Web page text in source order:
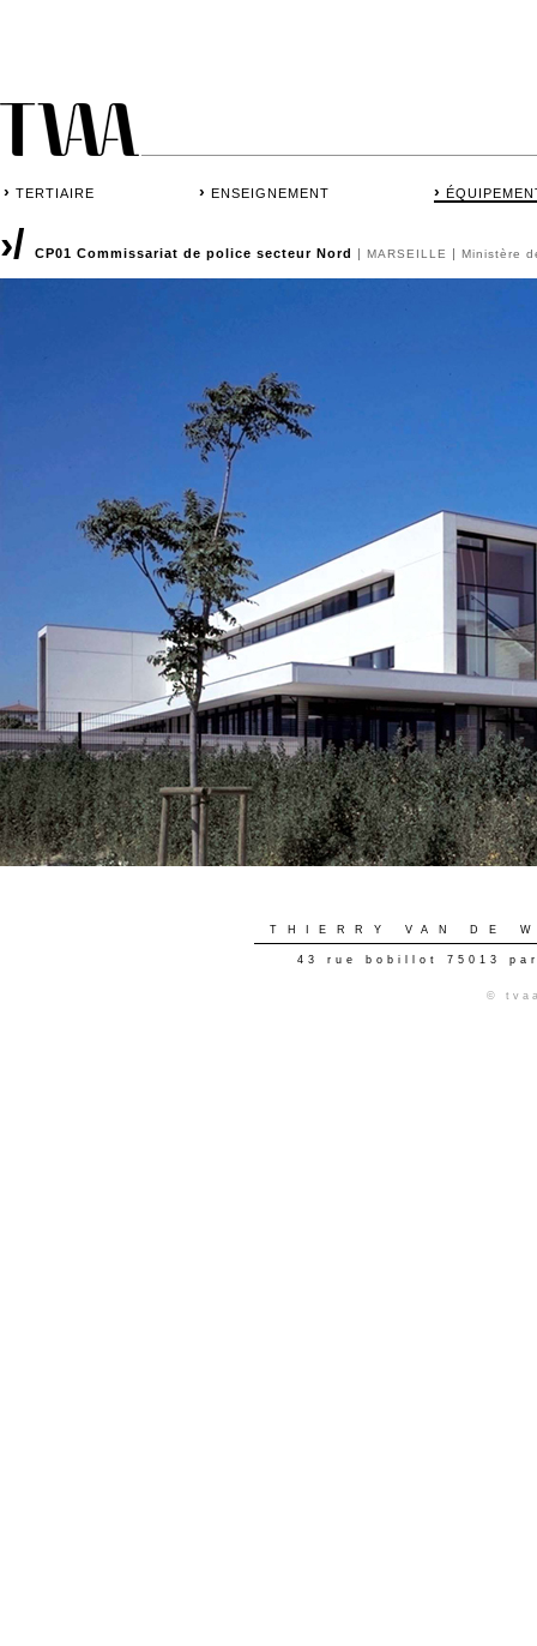
› TERTIAIRE › ENSEIGNEMENT ›
›/ CP01 Commissariat de police secteur Nord MARSEILLE Ministère
THIERRY VAN DE
43 rue bobillot 75013
©